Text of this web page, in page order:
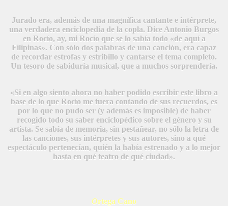
Jurado era, además de una magnífica cantante e intérprete,
una verdadera enciclopedia de la copla. Dice Antonio Burgos
en Rocío, ay, mi Rocío que se lo sabía todo «de aquí a
Filipinas». Con sólo dos palabras de una canción, era capaz
de recordar estrofas y estribillo y cantarse el tema completo.
Un tesoro de sabiduría musical, que a muchos sorprendería.
«Si en algo siento ahora no haber podido escribir este libro a
base de lo que Rocío me fuera contando de sus recuerdos, es
por lo que no pudo ser (y además es imposible) de haber
recogido todo su saber enciclopédico sobre el género y su
artista. Se sabía de memoria, sin pestañear, no sólo la letra de
las canciones, sus intérpretes y sus autores, sino a qué
espectáculo pertenecían, quién la había estrenado y a lo mejor
hasta en qué teatro de qué ciudad».
Ortega Cano